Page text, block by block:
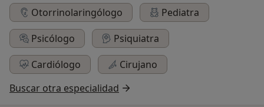
Otorrinolaringólogo
Pediatra
Psicólogo
Psiquiatra
Cardiólogo
Cirujano
Buscar otra especialidad